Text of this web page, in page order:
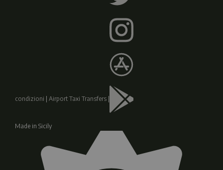
condizioni | Airport Taxi Transfers |
Made in Sicily